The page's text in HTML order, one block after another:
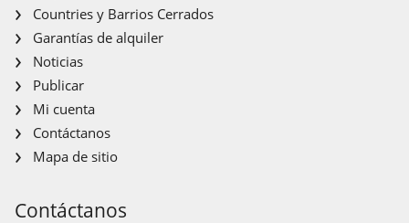
Countries y Barrios Cerrados
Garantías de alquiler
Noticias
Publicar
Mi cuenta
Contáctanos
Mapa de sitio
Contáctanos